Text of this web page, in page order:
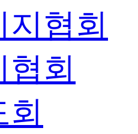
지협회
협회
회